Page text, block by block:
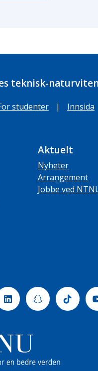
teknisk-
studenter | Innsida
Aktuelt
Nyheter
Arrangement
Jobbe ved
LinkedinSnapchat